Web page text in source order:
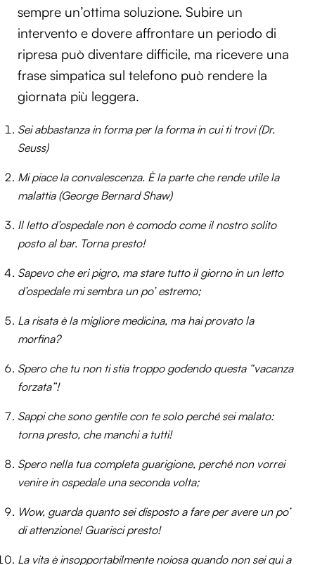
sempre un’ottima soluzione. Subire un
intervento e dovere affrontare un periodo di
ripresa può diventare difficile, ma ricevere una
frase simpatica sul telefono può rendere la
giornata più leggera.
Sei abbastanza in forma per la forma in cui ti trovi (Dr.
Seuss)
Mi piace la convalescenza. È la parte che rende utile la
malattia (George Bernard Shaw)
Il letto d’ospedale non è comodo come il nostro solito
posto al bar. Torna presto!
Sapevo che eri pigro, ma stare tutto il giorno in un letto
d’ospedale mi sembra un po’ estremo;
La risata è la migliore medicina, ma hai provato la
morfina?
Spero che tu non ti stia troppo godendo questa “vacanza
forzata”!
Sappi che sono gentile con te solo perché sei malato:
torna presto, che manchi a tutti!
Spero nella tua completa guarigione, perché non vorrei
venire in ospedale una seconda volta;
Wow, guarda quanto sei disposto a fare per avere un po’
di attenzione! Guarisci presto!
La vita è insopportabilmente noiosa quando non sei qui a